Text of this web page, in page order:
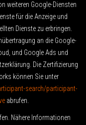
weiteren Google-Diensten
für die Anzeige und
Dienste zu erbringen.
an die Google-
und Google Ads und
Die Zertifizierung
können Sie unter
search/participant-
abrufen.
Nähere Informationen